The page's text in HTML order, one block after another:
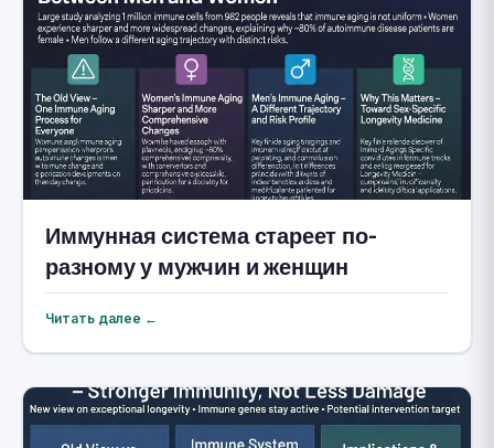
Иммунная система стареет по-
разному у мужчин и женщин
Читать далее ←